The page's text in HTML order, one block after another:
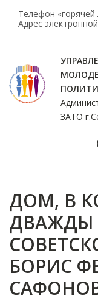
Телефон «горячей
Адрес
ЗАТО
ДОМ, В
ДВАЖДЫ
БОРИС